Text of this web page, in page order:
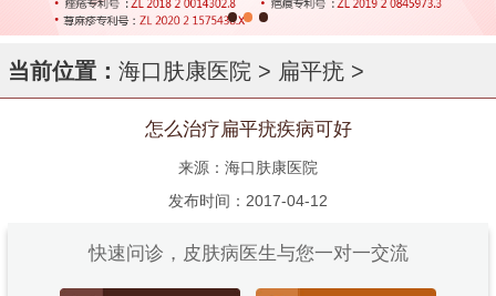
当前位置： 海口肤康医院 > 扁平疣 >
怎么治疗扁平疣疾病可好
来源：海口肤康医院
发布时间：2017-04-12
快速问诊，皮肤病医生与您一对一交流